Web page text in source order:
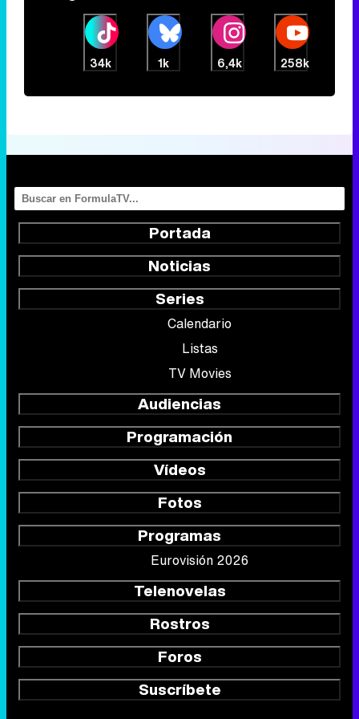
34k 1k 6,4k 258k
Portada
Noticias
Series
Calendario
Listas
TV Movies
Audiencias
Programación
Vídeos
Fotos
Programas
Eurovisión 2026
Telenovelas
Rostros
Foros
Suscríbete